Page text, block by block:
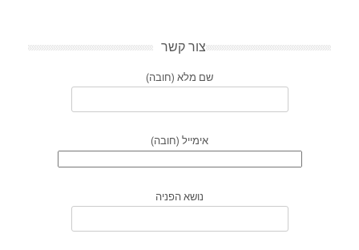
צור קשר
שם מלא (חובה)
אימייל (חובה)
נושא הפניה